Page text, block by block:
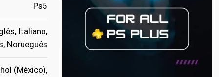
Ps5
Italiano,
Norueguês
(México),